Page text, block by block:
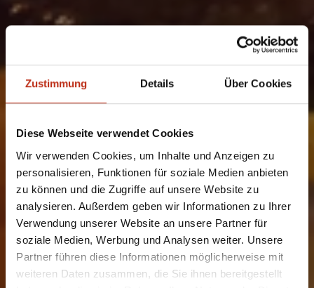
Zustimmung Details Über Cookies
Diese Webseite verwendet Cookies
Wir verwenden Cookies, um Inhalte und Anzeigen zu
personalisieren, Funktionen für soziale Medien anbieten
zu können und die Zugriffe auf unsere Website zu
analysieren. Außerdem geben wir Informationen zu Ihrer
Verwendung unserer Website an unsere Partner für
soziale Medien, Werbung und Analysen weiter. Unsere
Partner führen diese Informationen möglicherweise mit
weiteren Daten zusammen, die Sie ihnen bereitgestellt